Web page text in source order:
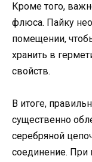
Кроме того,
флюса. Пайку
помещении,
хранить в
свойств.
В итоге,
существенно
серебряной
соединение. При